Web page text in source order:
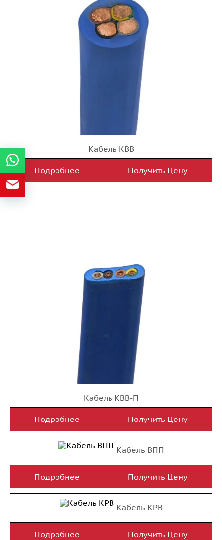
Кабель КВВ
Подробнее Получить Цену
Кабель КВВ-П
Подробнее Получить Цену
Кабель ВПП
Подробнее Получить Цену
Кабель КРВ
Подробнее Получить Цену